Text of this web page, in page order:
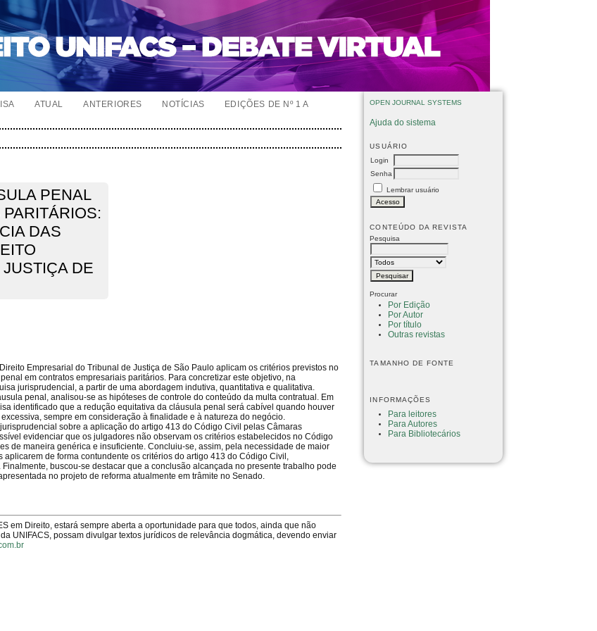
OPEN JOURNAL SYSTEMS
Ajuda do sistema
USUÁRIO
Login
Senha
Lembrar usuário
CONTEÚDO DA REVISTA
Pesquisa
Procurar
Por Edição
Por Autor
Por título
Outras revistas
TAMANHO DE FONTE
INFORMAÇÕES
Para leitores
Para Autores
Para Bibliotecários
ATUAL ANTERIORES NOTÍCIAS
EDIÇÕES DE Nº 1 A
PENAL
DAS
DE
Empresarial do Tribunal de Justiça de São Paulo aplicam os critérios previstos no
em contratos empresariais paritários. Para concretizar este objetivo, na
jurisprudencial, a partir de uma abordagem indutiva, quantitativa e qualitativa.
penal, analisou-se as hipóteses de controle do conteúdo da multa contratual. Em
identificado que a redução equitativa da cláusula penal será cabível quando houver
sempre em consideração à finalidade e à natureza do negócio.
sobre a aplicação do artigo 413 do Código Civil pelas Câmaras
evidenciar que os julgadores não observam os critérios estabelecidos no Código
de maneira genérica e insuficiente. Concluiu-se, assim, pela necessidade de maior
de forma contundente os critérios do artigo 413 do Código Civil,
buscou-se destacar que a conclusão alcançada no presente trabalho pode
no projeto de reforma atualmente em trâmite no Senado.
em Direito, estará sempre aberta a oportunidade para que todos, ainda que não
UNIFACS, possam divulgar textos jurídicos de relevância dogmática, devendo enviar